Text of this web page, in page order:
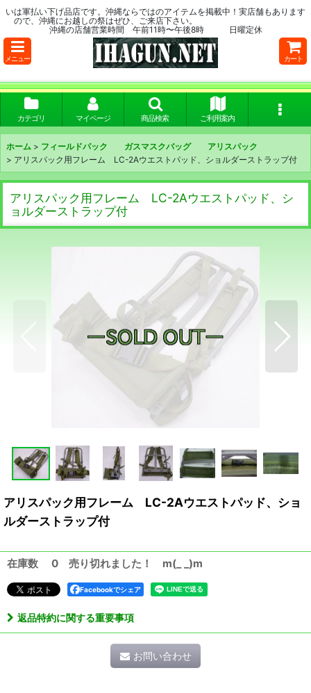
いは軍払い下げ品店です。沖縄ならではのアイテムを掲載中！実店舗もあります
ので、沖縄にお越しの祭はぜひ、ご来店下さい。
沖縄の店舗営業時間 午前11時〜午後8時 日曜定休
メニュー カート
カテゴリ マイページ 商品検索 ご利用案内
ホーム > フィールドパック ガスマスクバッグ アリスパック
> アリスパック用フレーム LC-2Aウエストパッド、ショルダーストラップ付
アリスパック用フレーム LC-2Aウエストパッド、シ
ョルダーストラップ付
アリスパック用フレーム LC-2Aウエストパッド、ショ
ルダーストラップ付
在庫数 0 売り切れました！ m(_ _)m
Facebookでシェア
返品特約に関する重要事項
お問い合わせ